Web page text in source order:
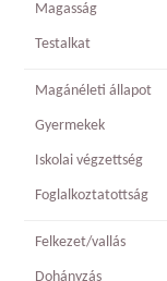
Magasság
Testalkat
Magánéleti állapot
Gyermekek
Iskolai végzettség
Foglalkoztatottság
Felkezet/vallás
Dohányzás